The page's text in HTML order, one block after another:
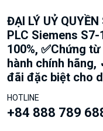
ĐẠI LÝ UỶ
PLC Siemens
100%, ✅Chứng
hành chính
đãi đặc biệt cho
HOTLINE
+84 888 789